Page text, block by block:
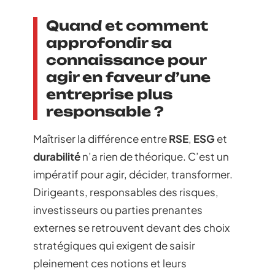
Quand et comment
approfondir sa
connaissance pour
agir en faveur d’une
entreprise plus
responsable ?
Maîtriser la différence entreRSE, ESGet
durabilitén’a rien de théorique. C’est un
impératif pour agir, décider, transformer.
Dirigeants, responsables des risques,
investisseurs ou parties prenantes
externes se retrouvent devant des choix
stratégiques qui exigent de saisir
pleinement ces notions et leurs